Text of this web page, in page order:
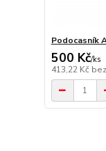
Podocasník
500 Kč/ks
413,22 Kč